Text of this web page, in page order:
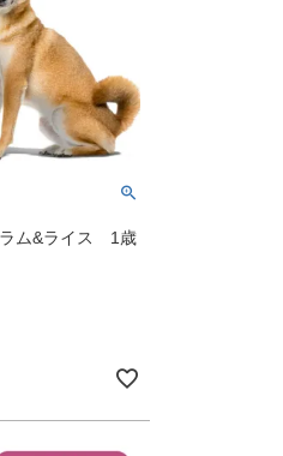
ム&ライス 1歳